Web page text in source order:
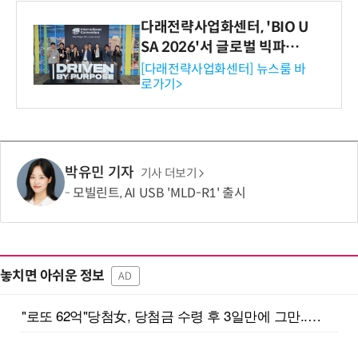
다래전략사업화센터, 'BIO U
SA 2026'서 글로벌 빅파마
와의 비즈니스 미팅 지원…K
-바이오 해외 진출 교두보 확
보
[다래전략사업화센터] 뉴스룸 바
로가기>
박유민 기자 기사 더보기
모빌린트, AI USB 'MLD-R1' 출시
놓치면 아쉬운 정보 AD